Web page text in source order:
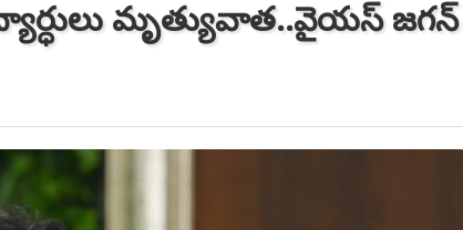
మృత్యువాత..వైయ‌స్ జ‌గ‌న్